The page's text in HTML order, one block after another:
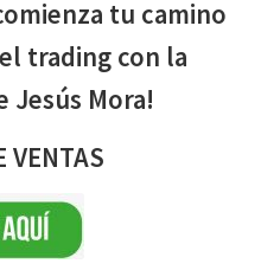
tu camino
trading con la
Jesús Mora!
VENTAS